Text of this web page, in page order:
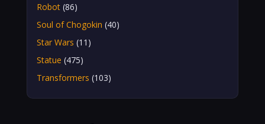
Robot (86)
Soul of Chogokin (40)
Star Wars (11)
Statue (475)
Transformers (103)